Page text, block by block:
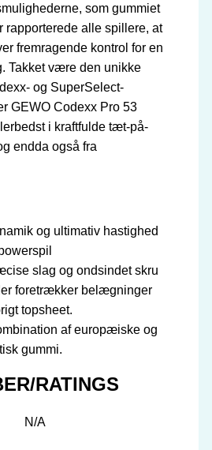
som gummiet
rapporterede alle spillere, at
fremragende kontrol for en
Takket være den unikke
og SuperSelect-
GEWO Codexx Pro 53
i kraftfulde tæt-på-
endda også fra
og ultimativ hastighed
slag og ondsindet skru
foretrækker belægninger
topsheet.
af europæiske og
gummi.
RATINGS
N/A